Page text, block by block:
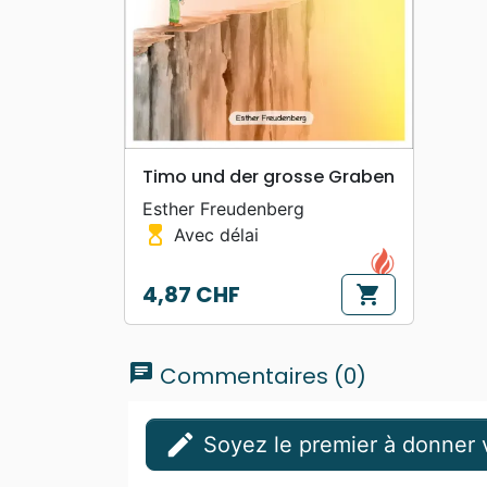
search APERÇU RAPIDE
Timo und der grosse Graben
Esther Freudenberg
hourglass_top Avec délai
Prix
4,87 CHF shopping_cart
chat Commentaires (0)
edit Soyez le premier à donner